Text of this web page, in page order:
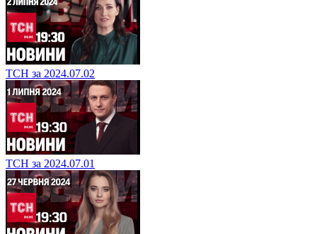
ТСН за 2024.07.02
ТСН за 2024.07.01